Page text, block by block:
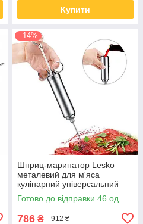
Купити
–14%
Шприц-маринатор Lesko
металевий для м'яса
кулінарний універсальний
інжектор
Готово до відправки 46 од.
786 ₴ 912 ₴